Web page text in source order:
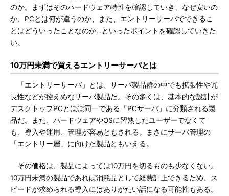
のか。まずはそのハードウェア特性を確認していき、なぜ安いの
か、PCとは何が違うのか、また、エントリーサーバでできるこ
とはどういったことなのか…といったポイントを確認していきた
い。
10万円未満で買えるエントリーサーバとは
「エントリーサーバ」とは、サーバ製品群の中でも拡張性や冗
長性などが控えめなサーバ製品だ。その多くは、基本的な設計が
デスクトップPCとほぼ同一である「PCサーバ」に分類される製
品だ。また、ハードウェアやOSに習熟したユーザーでなくて
も、導入や運用、管理が容易ともされる。まさにサーバ管理の
「エントリー層」に向けた製品ともいえる。
その価格は、製品によっては10万円を切るものも少なくない。
10万円未満の製品であれば消耗品として経費計上できるため、ス
ピードが求められる導入にはありがたい話になる可能性もある。